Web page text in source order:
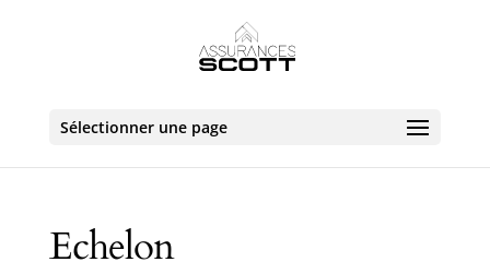
Sélectionner une page
Echelon